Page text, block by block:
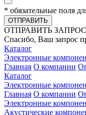
* обязательные поля
ОТПРАВИТЬ
ОТПРАВИТЬ ЗАПРОС
Спасибо, Ваш запрос
Каталог
Электронные
Главная О компании
Каталог
Электронные
Главная О компании
Электронные
Акустические